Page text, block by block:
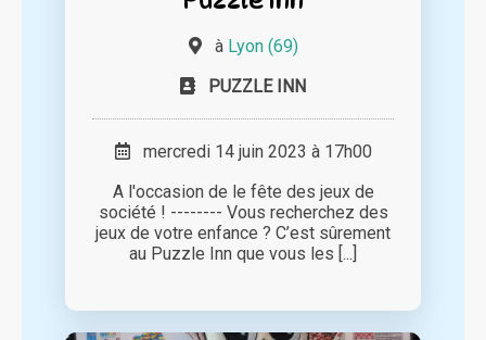
à Lyon (69)
PUZZLE INN
mercredi 14 juin 2023 à 17h00
A l'occasion de le fête des jeux de
société ! -------- Vous recherchez des
jeux de votre enfance ? C’est sûrement
au Puzzle Inn que vous les [...]